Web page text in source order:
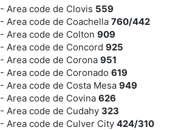
- Area code de Clovis 559
- Area code de Coachella 760/442
- Area code de Colton 909
- Area code de Concord 925
- Area code de Corona 951
- Area code de Coronado 619
- Area code de Costa Mesa 949
- Area code de Covina 626
- Area code de Cudahy 323
- Area code de Culver City 424/310